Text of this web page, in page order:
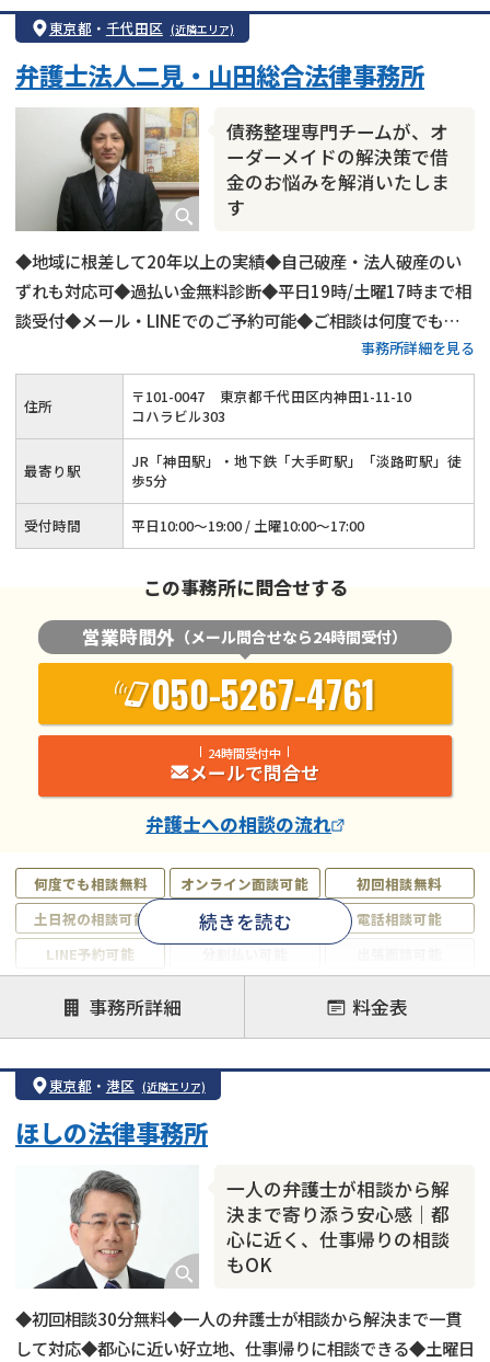
借金返済相談・交渉
自己破産
任意整理
個人再生
時効援用
会社破産・法人破産
住宅ローン
消費者金融・サラ金
カードローン
東京都 ・ 千代田区 (近隣エリア)
債務整理専門チームが、オ
ーダーメイドの解決策で借
金のお悩みを解消いたしま
す
弁護士法人二見・山田総合法律事務所
◆地域に根差して20年以上の実績◆自己破産・法人破産のい
ずれも対応可◆過払い金無料診断◆平日19時/土曜17時まで相
談受付◆メール・LINEでのご予約可能◆ご相談は何度でも無
料◆弁護士費用の分割払いにも対応◆「JR神田駅」「大手町
駅」「淡路町駅」徒歩5分◆隣接士業との連携あり◆法テラス
対応可
事務所詳細を見る
何度でも相談無料 オンライン面談可能
初回相談無料
土日祝の相談可能
19時以降電話可能
電話相談可能
LINE予約可能
借金返済相談・交渉
自己破産
任意整理
個人再生
時効援用
会社破産・法人破産
カードローン
続きを読む
住所 〒101-0047
東京都千代田区内神田1-11-10
コハラビル303
最寄り駅
JR「神田駅」・地下鉄「大手町駅」「淡路町駅」徒
歩5分
受付時間 平日10:00～19:00 / 土曜10:00～17:00
この事務所に問合せする
営業時間外 （メール問合せなら24時間受付）
050-5267-4761
24時間受付中
メールで問合せ
弁護士への相談の流れ
事務所詳細 料金表
東京都 ・ 港区 (近隣エリア)
一人の弁護士が相談から解
決まで寄り添う安心感｜都
心に近く、仕事帰りの相談
もOK
ほしの法律事務所
◆初回相談30分無料◆一人の弁護士が相談から解決まで一貫
して対応◆都心に近い好立地、仕事帰りに相談できる◆土曜日